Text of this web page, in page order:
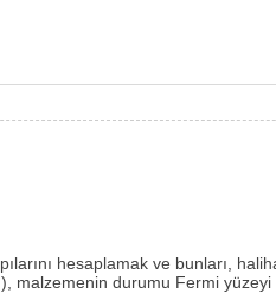
hesaplamak ve bunları,
malzemenin durumu Fermi